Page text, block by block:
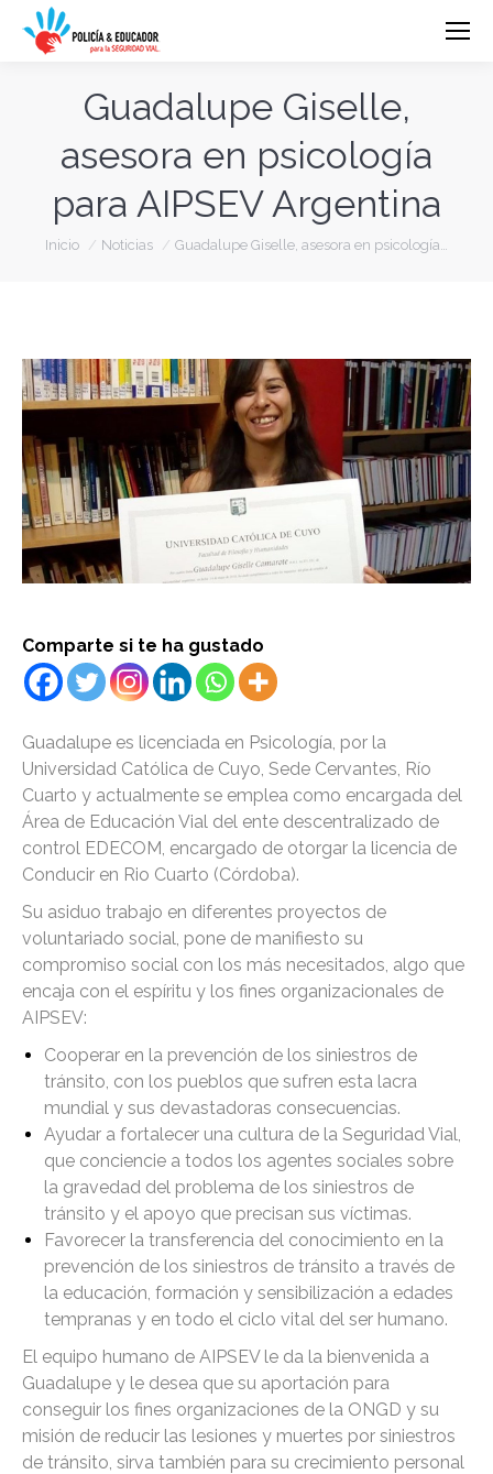
Guadalupe Giselle,
asesora en psicología
para AIPSEV Argentina
Estás aquí:
Inicio Noticias Guadalupe Giselle, asesora en psicología…
Comparte si te ha gustado
Guadalupe es licenciada en Psicología, por la
Universidad Católica de Cuyo, Sede Cervantes, Río
Cuarto y actualmente se emplea como encargada del
Área de Educación Vial del ente descentralizado de
control EDECOM, encargado de otorgar la licencia de
Conducir en Rio Cuarto (Córdoba).
Su asiduo trabajo en diferentes proyectos de
voluntariado social, pone de manifiesto su
compromiso social con los más necesitados, algo que
encaja con el espíritu y los fines organizacionales de
AIPSEV:
Cooperar en la prevención de los siniestros de
tránsito, con los pueblos que sufren esta lacra
mundial y sus devastadoras consecuencias.
Ayudar a fortalecer una cultura de la Seguridad Vial,
que conciencie a todos los agentes sociales sobre
la gravedad del problema de los siniestros de
tránsito y el apoyo que precisan sus víctimas.
Favorecer la transferencia del conocimiento en la
prevención de los siniestros de tránsito a través de
la educación, formación y sensibilización a edades
tempranas y en todo el ciclo vital del ser humano.
El equipo humano de AIPSEV le da la bienvenida a
Guadalupe y le desea que su aportación para
conseguir los fines organizaciones de la ONGD y su
misión de reducir las lesiones y muertes por siniestros
de tránsito, sirva también para su crecimiento personal